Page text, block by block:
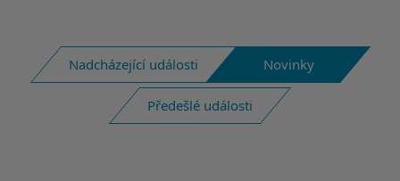
Nadcházející události Novinky
Předešlé události